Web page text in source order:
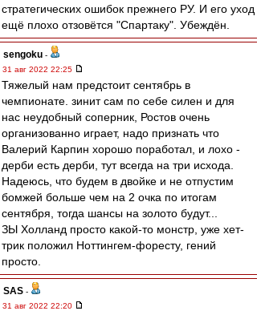
стратегических ошибок прежнего РУ. И его уход
ещё плохо отзовётся "Спартаку". Убеждён.
sengoku -
31 авг 2022 22:25
Тяжелый нам предстоит сентябрь в
чемпионате. зинит сам по себе силен и для
нас неудобный соперник, Ростов очень
организованно играет, надо признать что
Валерий Карпин хорошо поработал, и лохо -
дерби есть дерби, тут всегда на три исхода.
Надеюсь, что будем в двойке и не отпустим
бомжей больше чем на 2 очка по итогам
сентября, тогда шансы на золото будут...
ЗЫ Холланд просто какой-то монстр, уже хет-
трик положил Ноттингем-форесту, гений
просто.
SAS -
31 авг 2022 22:20